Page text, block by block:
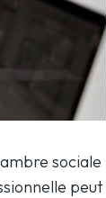
sociale
peut